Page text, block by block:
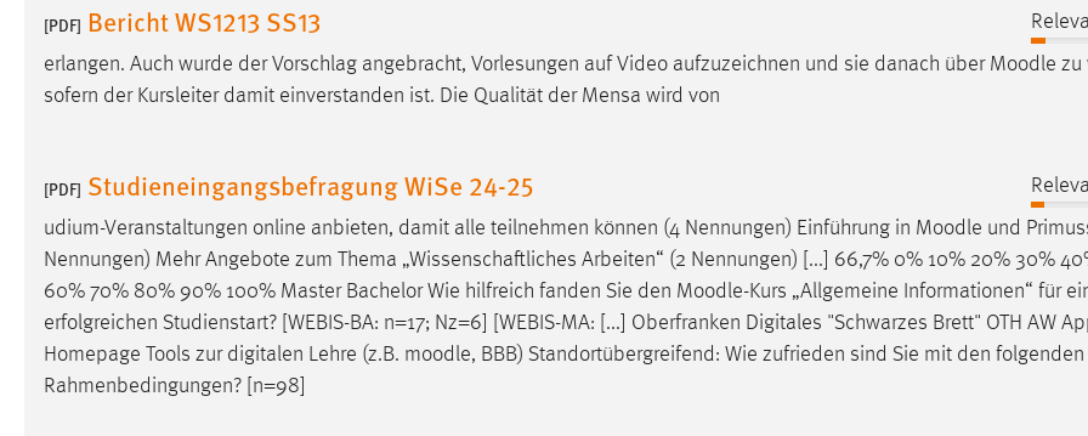
[PDF] Bericht WS1213 SS13
erlangen. Auch wurde der Vorschlag angebracht, Vorlesungen auf Video aufzuzeichnen und sie danach über Moodle zu
sofern der Kursleiter damit einverstanden ist. Die Qualität der Mensa wird von
[PDF] Studieneingangsbefragung WiSe 24-25
udium-Veranstaltungen online anbieten, damit alle teilnehmen können (4 Nennungen) Einführung in Moodle und
Nennungen) Mehr Angebote zum Thema „Wissenschaftliches Arbeiten“ (2 Nennungen) [...] 66,7% 0% 10% 20% 30%
60% 70% 80% 90% 100% Master Bachelor Wie hilfreich fanden Sie den Moodle-Kurs „Allgemeine Informationen“ für
erfolgreichen Studienstart? [WEBIS-BA: n=17; Nz=6] [WEBIS-MA: [...] Oberfranken Digitales "Schwarzes Brett" OTH AW
Homepage Tools zur digitalen Lehre (z.B. moodle, BBB) Standortübergreifend: Wie zufrieden sind Sie mit den folgenden
Rahmenbedingungen? [n=98]